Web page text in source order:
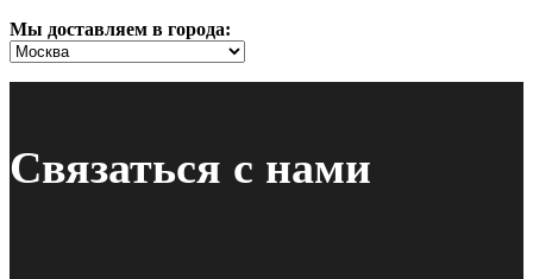
Мы доставляем в города:
Связаться с нами